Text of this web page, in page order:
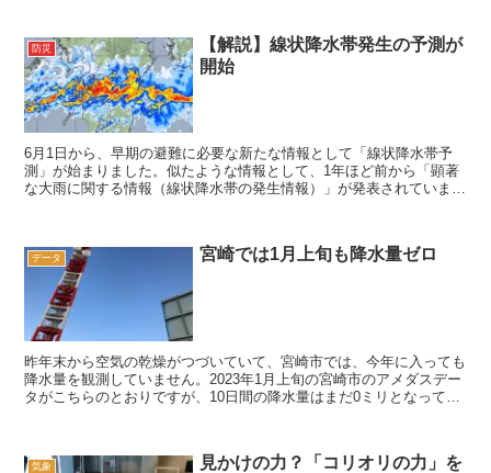
防災
【解説】線状降水帯発生の予測が
開始
6月1日から、早期の避難に必要な新たな情報として「線状降水帯予
測」が始まりました。似たような情報として、1年ほど前から「顕著
な大雨に関する情報（線状降水帯の発生情報）」が発表されています
データ 宮崎では1月上旬も降水量ゼロ
昨年末から空気の乾燥がつづいていて、宮崎市では、今年に入っても
降水量を観測していません。2023年1月上旬の宮崎市のアメダスデー
タがこちらのとおりですが、10日間の降水量はまだ0ミリとなってい
気象
見かけの力？「コリオリの力」を